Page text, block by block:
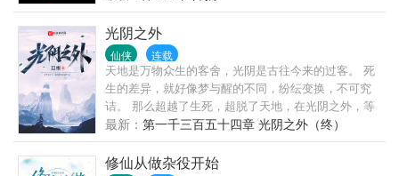
铁血悍将，造就几个游击队长，培养一些最强火箭
兵，最终在大医英英跟红色莫斯科的助力下鹰略九
天，让日寇还我河山。有机会就干翻民国败家子，逼
他大喊“大王饶命”，否则就让他大龙挂了。因为主角是
胡天氏，是最强军火商，他还有一座恐怖屋。但这绝
不是神话版民国，这只是个佣兵的战争，一个烽火伤
兵，他打赢了间谍的战争。他有着大宋的智慧，银狐
的狡猾，唐砖的品格。最终让民国成为我们心中的汉
乡。这，就是胡一舟的抗战岁月……
光阴之外
仙侠 连载
天地是万物众生的客舍，光阴是古往今来的过客。 死
生的差异，就好像梦与醒的不同，纷纭变换，不可究
诘。 那么超越了生死，超脱了天地，在光阴之外，等
待我们的是什么？ 这是耳根继《仙逆》《求魔》《我
欲封天》《一念永恒》《三寸人间》后，创作的第六
部长篇小说《光阴之外》
最新： 第一千三百五十四章 光阴之外（终）
修仙从做杂役开始